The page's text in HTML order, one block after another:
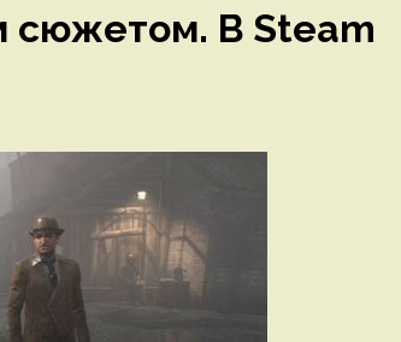
сюжетом. В Steam